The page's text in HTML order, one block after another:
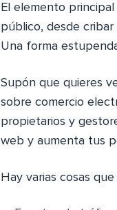
El elemento
público, desde
Una forma
Supón que quieres
sobre comercio
propietarios y
web y aumenta tus
Hay varias cosas